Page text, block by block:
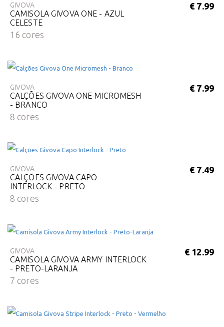
GIVOVA
CAMISOLA GIVOVA ONE - AZUL
CELESTE
16 cores
€ 7.99
GIVOVA
CALÇÕES GIVOVA ONE MICROMESH
- BRANCO
8 cores
€ 7.99
GIVOVA
CALÇÕES GIVOVA CAPO
INTERLOCK - PRETO
8 cores
€ 7.49
GIVOVA
CAMISOLA GIVOVA ARMY INTERLOCK
- PRETO-LARANJA
7 cores
€ 12.99